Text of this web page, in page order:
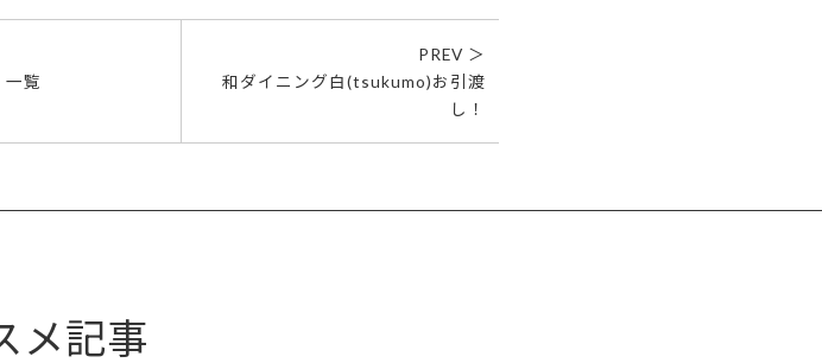
一覧
PREV ＞
和ダイニング白(tsukumo)お引渡
し！
メ記事